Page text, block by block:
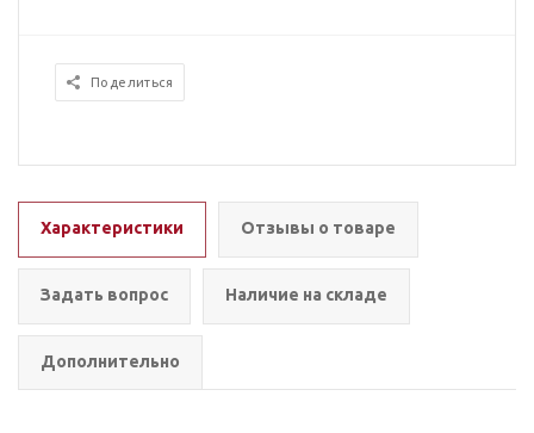
Поделиться
Характеристики Отзывы о товаре
Задать вопрос Наличие на складе
Дополнительно